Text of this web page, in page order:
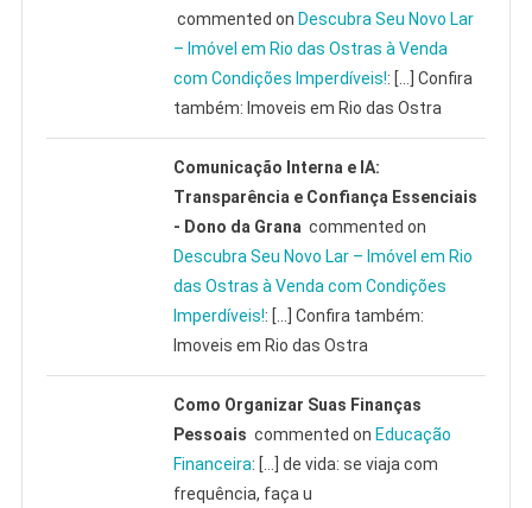
commented onDescubra Seu Novo Lar
– Imóvel em Rio das Ostras à Venda
com Condições Imperdíveis!: […] Confira
também: Imoveis em Rio das Ostra
Comunicação Interna e IA:
Transparência e Confiança Essenciais
- Dono da Grana commented on
Descubra Seu Novo Lar – Imóvel em Rio
das Ostras à Venda com Condições
Imperdíveis!: […] Confira também:
Imoveis em Rio das Ostra
Como Organizar Suas Finanças
Pessoais commented onEducação
Financeira: […] de vida: se viaja com
frequência, faça u